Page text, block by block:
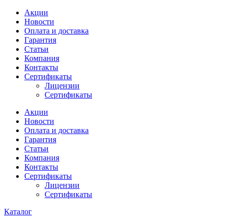
Акции
Новости
Оплата и доставка
Гарантия
Статьи
Компания
Контакты
Сертификаты
Лицензии
Сертификаты
Акции
Новости
Оплата и доставка
Гарантия
Статьи
Компания
Контакты
Сертификаты
Лицензии
Сертификаты
Каталог